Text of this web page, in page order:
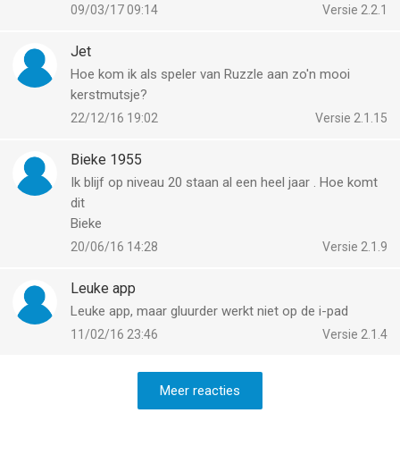
om nog te spelen. Ik zou graag de oude versie weer
Dus mss een reden temeer om de oude versie weer
terug te zetten.
Versie 2.2.1
09/03/17 09:14
Jet
Hoe kom ik als speler van Ruzzle aan zo'n mooi
kerstmutsje?
Versie 2.1.15
22/12/16 19:02
Bieke 1955
Ik blijf op niveau 20 staan al een heel jaar . Hoe komt
dit
Bieke
Versie 2.1.9
20/06/16 14:28
Leuke app
Leuke app, maar gluurder werkt niet op de i-pad
Versie 2.1.4
11/02/16 23:46
Meer reacties